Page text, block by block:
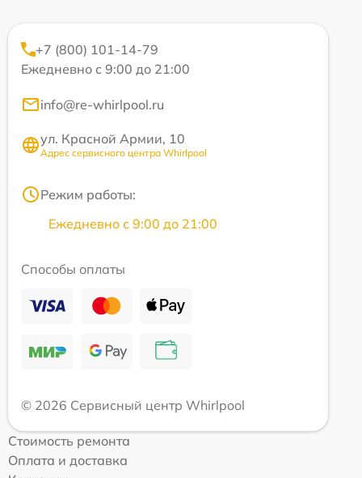
+7 (800) 101-14-79
Ежедневно с 9:00 до 21:00
info@re-whirlpool.ru
ул. Красной Армии, 10
Адрес сервисного центра Whirlpool
Режим работы:
Ежедневно с 9:00 до 21:00
Способы оплаты
© 2026 Сервисный центр Whirlpool
Стоимость ремонта
Оплата и доставка